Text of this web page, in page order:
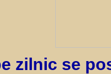
zilnic se